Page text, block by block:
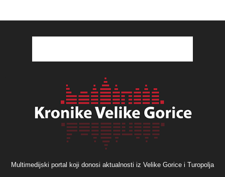
Multimedijski portal koji donosi aktualnosti iz Velike Gorice i Turopolja